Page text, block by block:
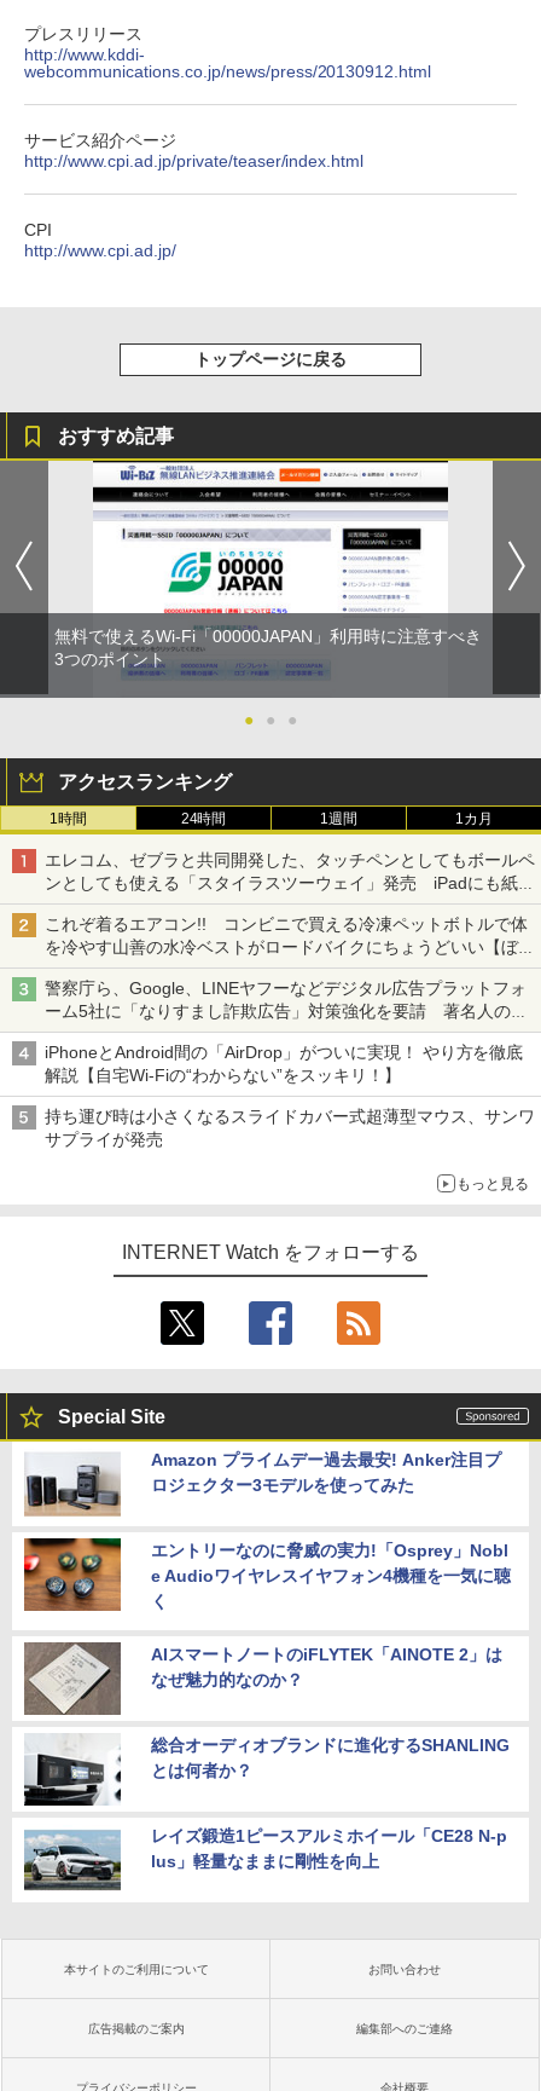
プレスリリース
http://www.kddi-
webcommunications.co.jp/news/press/20130912.html
サービス紹介ページ
http://www.cpi.ad.jp/private/teaser/index.html
CPI
http://www.cpi.ad.jp/
トップページに戻る
おすすめ記事
無料で使えるWi-Fi「00000JAPAN」利用時に注意すべき
3つのポイント
● ● ●
アクセスランキング
1時間 24時間 1週間 1カ月
エレコム、ゼブラと共同開発した、タッチペンとしてもボールペ
ンとしても使える「スタイラスツーウェイ」発売 iPadにも紙に
も、持ち替えずに書き込める
これぞ着るエアコン!! コンビニで買える冷凍ペットボトルで体
を冷やす山善の水冷ベストがロードバイクにちょうどいい【ぼっ
ち・ざ・ろーど！その14】【空いた時間でなにしてる？】
警察庁ら、Google、LINEヤフーなどデジタル広告プラットフォ
ーム5社に「なりすまし詐欺広告」対策強化を要請 著名人の写
真や映像を使った投資詐欺などへの対策として
iPhoneとAndroid間の「AirDrop」がついに実現！ やり方を徹底
解説【自宅Wi-Fiの“わからない”をスッキリ！】
持ち運び時は小さくなるスライドカバー式超薄型マウス、サンワ
サプライが発売
もっと見る
INTERNET Watch をフォローする
Special Site
Amazon プライムデー過去最安! Anker注目プ
ロジェクター3モデルを使ってみた
エントリーなのに脅威の実力!「Osprey」Nobl
e Audioワイヤレスイヤフォン4機種を一気に聴
く
AIスマートノートのiFLYTEK「AINOTE 2」は
なぜ魅力的なのか？
総合オーディオブランドに進化するSHANLING
とは何者か？
レイズ鍛造1ピースアルミホイール「CE28 N-p
lus」軽量なままに剛性を向上
本サイトのご利用について お問い合わせ
広告掲載のご案内 編集部へのご連絡